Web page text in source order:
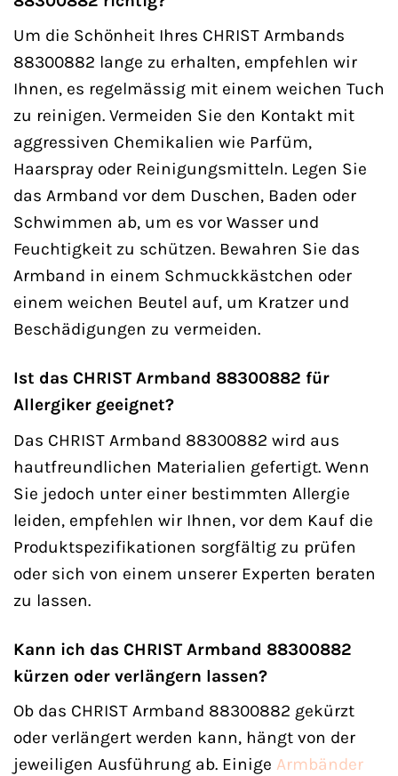
Um die Schönheit Ihres CHRIST Armbands
88300882 lange zu erhalten, empfehlen wir
Ihnen, es regelmässig mit einem weichen Tuch
zu reinigen. Vermeiden Sie den Kontakt mit
aggressiven Chemikalien wie Parfüm,
Haarspray oder Reinigungsmitteln. Legen Sie
das Armband vor dem Duschen, Baden oder
Schwimmen ab, um es vor Wasser und
Feuchtigkeit zu schützen. Bewahren Sie das
Armband in einem Schmuckkästchen oder
einem weichen Beutel auf, um Kratzer und
Beschädigungen zu vermeiden.
Ist das CHRIST Armband 88300882 für
Allergiker geeignet?
Das CHRIST Armband 88300882 wird aus
hautfreundlichen Materialien gefertigt. Wenn
Sie jedoch unter einer bestimmten Allergie
leiden, empfehlen wir Ihnen, vor dem Kauf die
Produktspezifikationen sorgfältig zu prüfen
oder sich von einem unserer Experten beraten
zu lassen.
Kann ich das CHRIST Armband 88300882
kürzen oder verlängern lassen?
Ob das CHRIST Armband 88300882 gekürzt
oder verlängert werden kann, hängt von der
jeweiligen Ausführung ab. Einige Armbänder